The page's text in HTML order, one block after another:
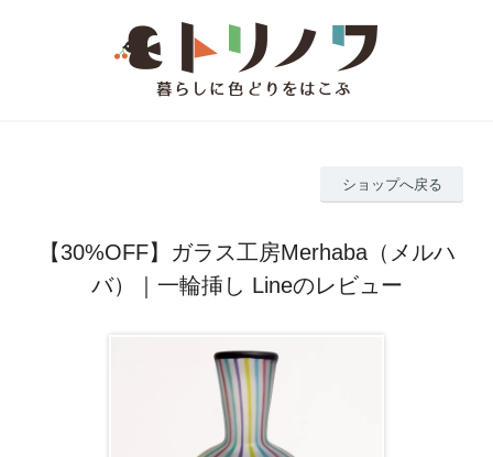
ショップへ戻る
【30%OFF】ガラス工房Merhaba（メルハ
バ）｜一輪挿し Lineのレビュー